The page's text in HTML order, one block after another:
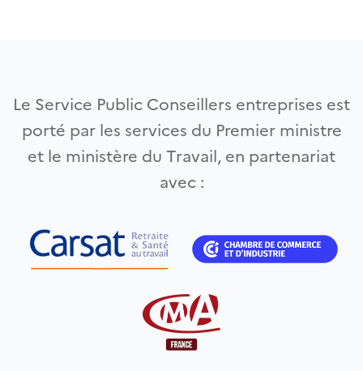
Le Service Public Conseillers entreprises est
porté par les services du Premier ministre
et le ministère du Travail, en partenariat
avec :